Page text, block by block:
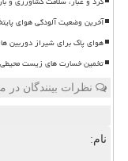
آخرین وضعیت آلودگی هوای
هوای پاک برای شیراز دوربین
تخمین خسارت های زیست
نظرات بینندگان
نام: